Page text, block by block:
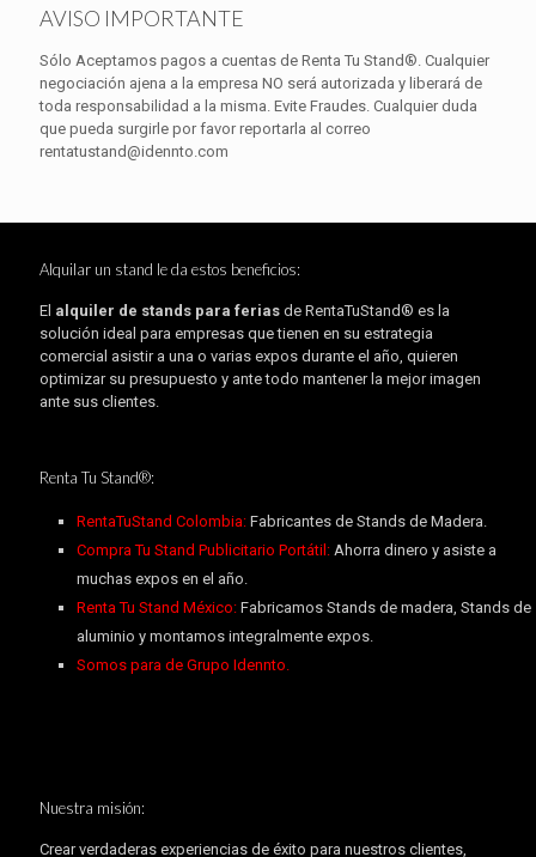
AVISO IMPORTANTE
Sólo Aceptamos pagos a cuentas de Renta Tu Stand®. Cualquier
negociación ajena a la empresa NO será autorizada y liberará de
toda responsabilidad a la misma. Evite Fraudes. Cualquier duda
que pueda surgirle por favor reportarla al correo
rentatustand@idennto.com
Alquilar un stand le da estos beneficios:
El alquiler de stands para ferias de RentaTuStand® es la
solución ideal para empresas que tienen en su estrategia
comercial asistir a una o varias expos durante el año, quieren
optimizar su presupuesto y ante todo mantener la mejor imagen
ante sus clientes.
Renta Tu Stand®:
RentaTuStand Colombia: Fabricantes de Stands de Madera.
Compra Tu Stand Publicitario Portátil:Ahorra dinero y asiste a
muchas expos en el año.
Renta Tu Stand México:Fabricamos Stands de madera, Stands de
aluminio y montamos integralmente expos.
Somos para de Grupo Idennto.
Nuestra misión:
Crear verdaderas experiencias de éxito para nuestros clientes,